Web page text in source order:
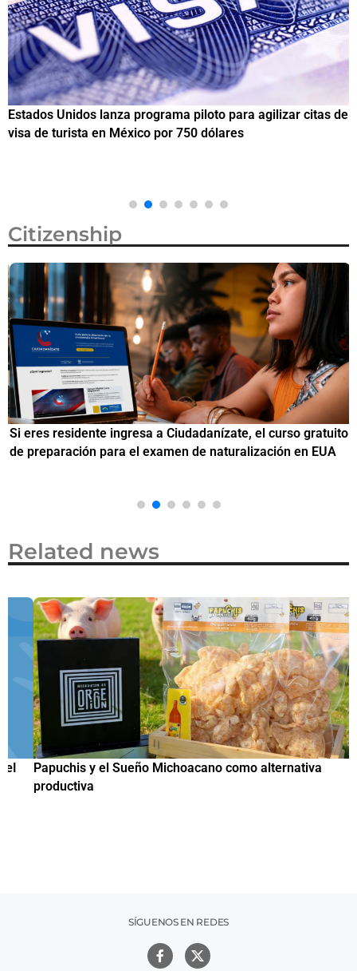
Estados Unidos lanza programa piloto para agilizar citas de
visa de turista en México por 750 dólares
Citizenship
Si eres residente ingresa a Ciudadanízate, el curso gratuito
de preparación para el examen de naturalización en EUA
Related news
Papuchis y el Sueño Michoacano como alternativa
productiva
SÍGUENOS EN REDES